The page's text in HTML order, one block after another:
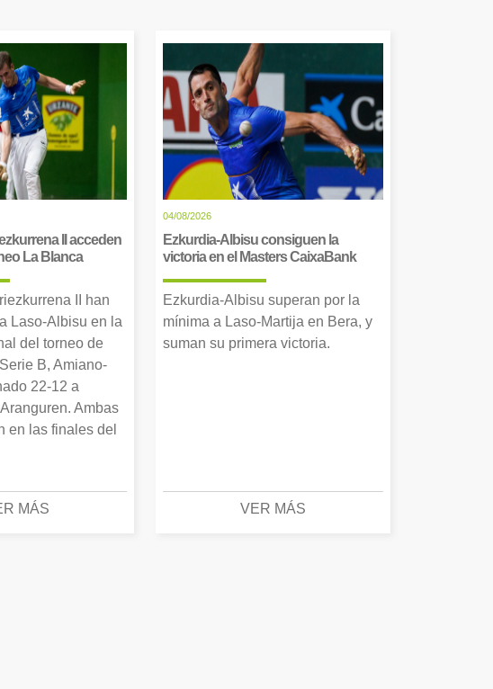
II acceden
La Blanca
II han
Laso-Albisu en la
del torneo de
B, Amiano-
22-12 a
Ambas
en las finales del
MÁS
04/08/2026
Ezkurdia-Albisu consiguen la
victoria en el Masters CaixaBank
Ezkurdia-Albisu superan por la
mínima a Laso-Martija en Bera, y
suman su primera victoria.
VER MÁS